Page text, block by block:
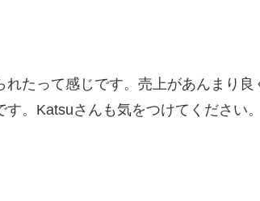
れたって感じです。売上があんまり
。Katsuさんも気をつけてください